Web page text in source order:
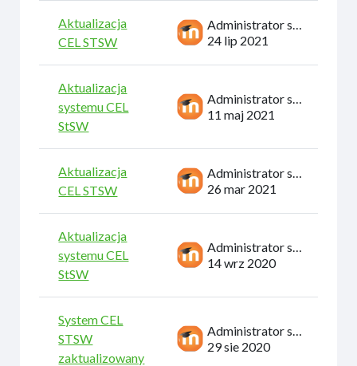
Aktualizacja
CEL STSW
24 lip 2021
Aktualizacja
systemu CEL
StSW
11 maj 2021
Aktualizacja
CEL STSW
26 mar 2021
Aktualizacja
systemu CEL
StSW
14 wrz 2020
System CEL
STSW
zaktualizowany
29 sie 2020